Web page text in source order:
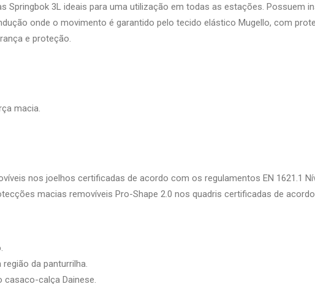
Springbok 3L ideais para uma utilização em todas as estações. Possuem
onde o movimento é garantido pelo tecido elástico Mugello, com
e proteção.
macia.
nos joelhos certificadas de acordo com os regulamentos EN 1621.1
macias removíveis Pro-Shape 2.0 nos quadris certificadas de
da panturrilha.
casaco-calça Dainese.